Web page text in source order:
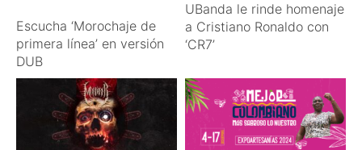
Escucha ‘Morochaje de
primera línea’ en versión
DUB
UBanda le rinde homenaje
a Cristiano Ronaldo con
‘CR7’